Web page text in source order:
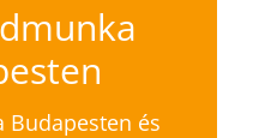
Budapesten és